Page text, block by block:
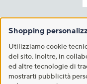
Shopping
Utilizziamo cookie
del sito. Inoltre, in
ed altre tecnologie di
mostrarti pubblicità